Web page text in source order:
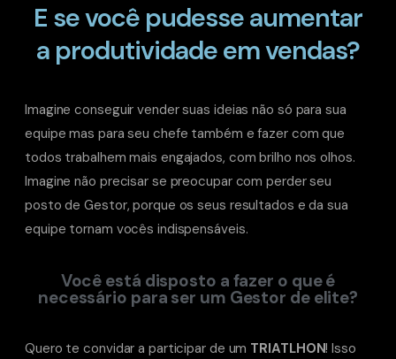
E se você pudesse aumentar
a produtividade em vendas?
Imagine conseguir vender suas ideias não só para sua
equipe mas para seu chefe também e fazer com que
todos trabalhem mais engajados, com brilho nos olhos.
Imagine não precisar se preocupar com perder seu
posto de Gestor, porque os seus resultados e da sua
equipe tornam vocês indispensáveis.
Você está disposto a fazer o que é
necessário para ser um Gestor de elite?
Quero te convidar a participar de um TRIATLHON! Isso